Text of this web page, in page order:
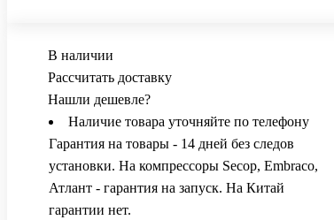
В наличии
Рассчитать доставку
Нашли дешевле?
Наличие товара уточняйте по телефону
Гарантия на товары - 14 дней без следов
установки. На компрессоры Secop, Embraco,
Атлант - гарантия на запуск. На Китай
гарантии нет.